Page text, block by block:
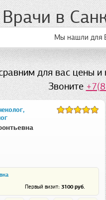
Врачи в
Мы нашли для
для вас цены и
Звоните
Первый визит: 3100 руб.